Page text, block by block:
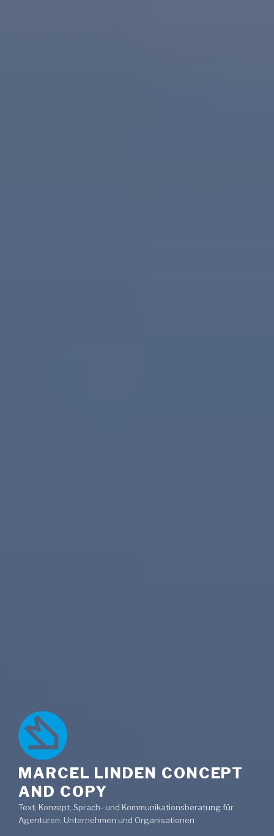
MARCEL LINDEN CONCEPT
AND COPY
Text, Konzept, Sprach- und Kommunikationsberatung für
Agenturen, Unternehmen und Organisationen